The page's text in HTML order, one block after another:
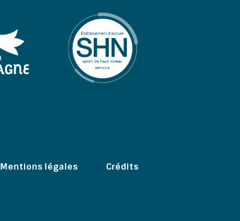
Mentions légales Crédits